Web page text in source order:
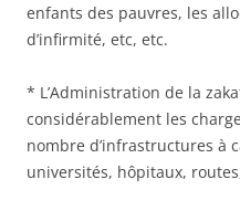
enfants des pauvres, les
d’infirmité, etc, etc.
* L’Administration de la
considérablement les
nombre d’infrastructures à
universités, hôpitaux,